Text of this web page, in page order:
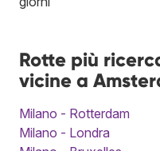
Rotte più
vicine a
Milano - Rotterdam
Milano - Londra